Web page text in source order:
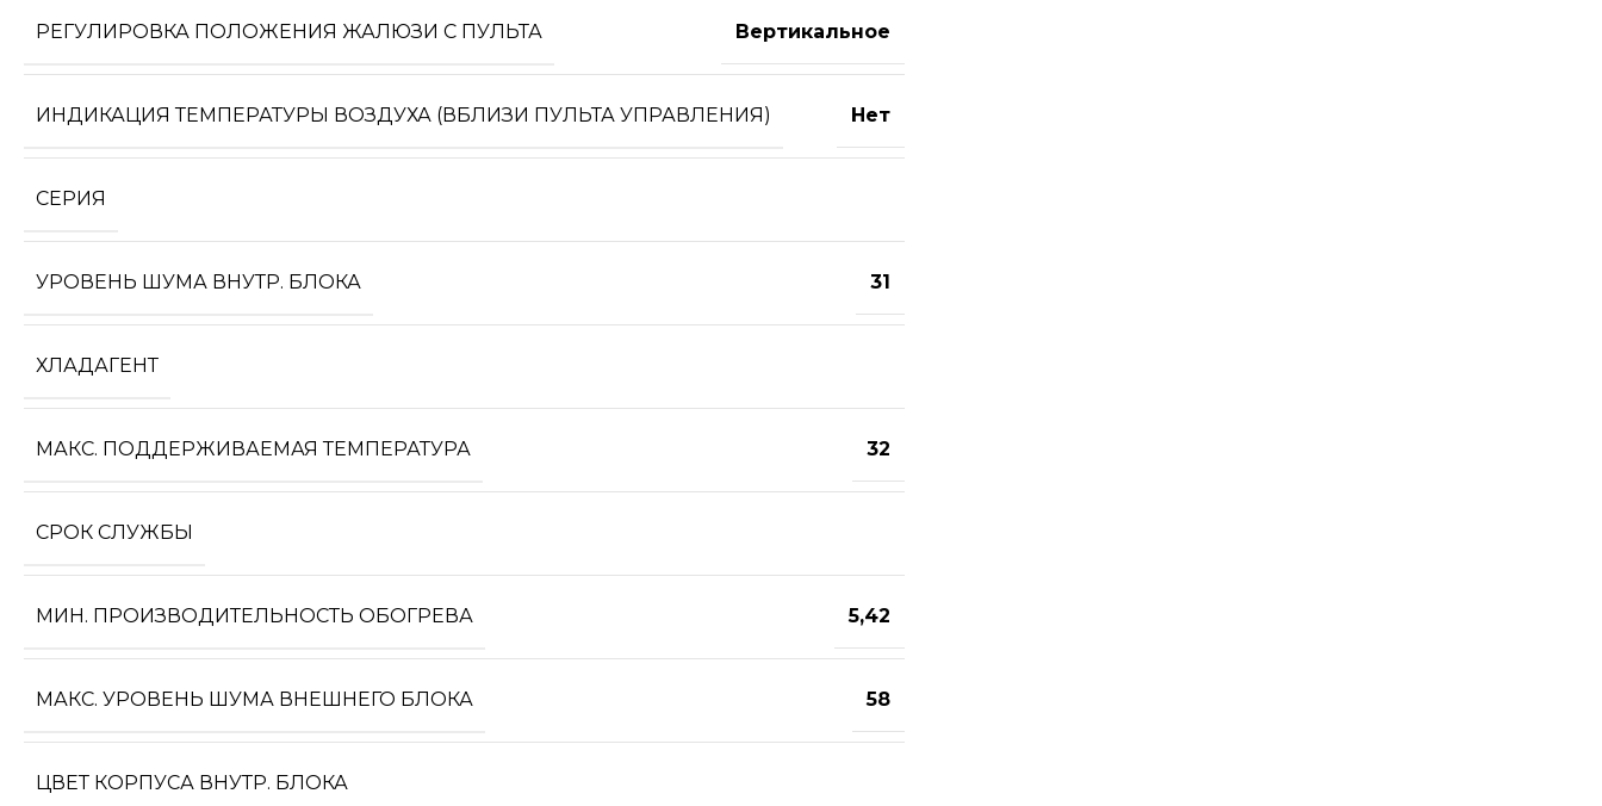
РЕГУЛИРОВКА ПОЛОЖЕНИЯ ЖАЛЮЗИ С ПУЛЬТА Вертикальное
ИНДИКАЦИЯ ТЕМПЕРАТУРЫ ВОЗДУХА (ВБЛИЗИ ПУЛЬТА УПРАВЛЕНИЯ) Нет
СЕРИЯ
УРОВЕНЬ ШУМА ВНУТР. БЛОКА 31
ХЛАДАГЕНТ
МАКС. ПОДДЕРЖИВАЕМАЯ ТЕМПЕРАТУРА 32
СРОК СЛУЖБЫ
МИН. ПРОИЗВОДИТЕЛЬНОСТЬ ОБОГРЕВА 5,42
МАКС. УРОВЕНЬ ШУМА ВНЕШНЕГО БЛОКА 58
ЦВЕТ КОРПУСА ВНУТР. БЛОКА